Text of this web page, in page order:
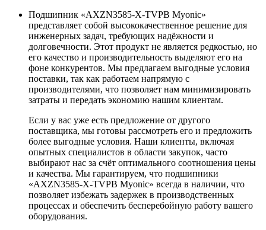
Подшипник «AXZN3585-X-TVPB Myonic»
представляет собой высококачественное решение для
инженерных задач, требующих надёжности и
долговечности. Этот продукт не является редкостью, но
его качество и производительность выделяют его на
фоне конкурентов. Мы предлагаем выгодные условия
поставки, так как работаем напрямую с
производителями, что позволяет нам минимизировать
затраты и передать экономию нашим клиентам.
Если у вас уже есть предложение от другого
поставщика, мы готовы рассмотреть его и предложить
более выгодные условия. Наши клиенты, включая
опытных специалистов в области закупок, часто
выбирают нас за счёт оптимального соотношения цены
и качества. Мы гарантируем, что подшипники
«AXZN3585-X-TVPB Myonic» всегда в наличии, что
позволяет избежать задержек в производственных
процессах и обеспечить бесперебойную работу вашего
оборудования.